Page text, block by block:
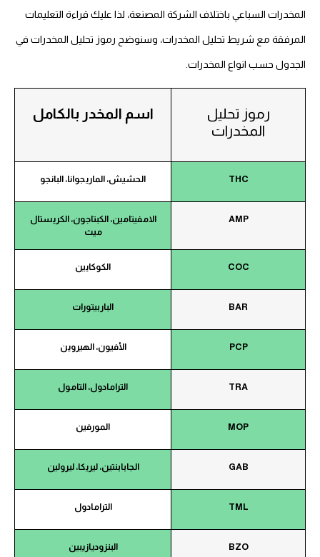
المخدرات السباعي باختلاف الشركة المصنعة، لذا عليك قراءة التعليمات
المرفقة مع شريط تحليل المخدرات، وسنوضح رموز تحليل المخدرات في
الجدول حسب انواع المخدرات.
رموز تحليل
المخدرات
اسم المخدر بالكامل
THC الحشيش، الماريجوانا، البانجو
AMP
الامفيتامين، الكبتاجون، الكريستال
ميث
COC الكوكايين
BAR الباربيتورات
PCP الأفيون، الهيروين
TRA الترامادول، التامول
MOP المورفين
GAB الجابابنتين، ليريكا، ليرولين
TML الترامادول
BZO البنزوديازيبين